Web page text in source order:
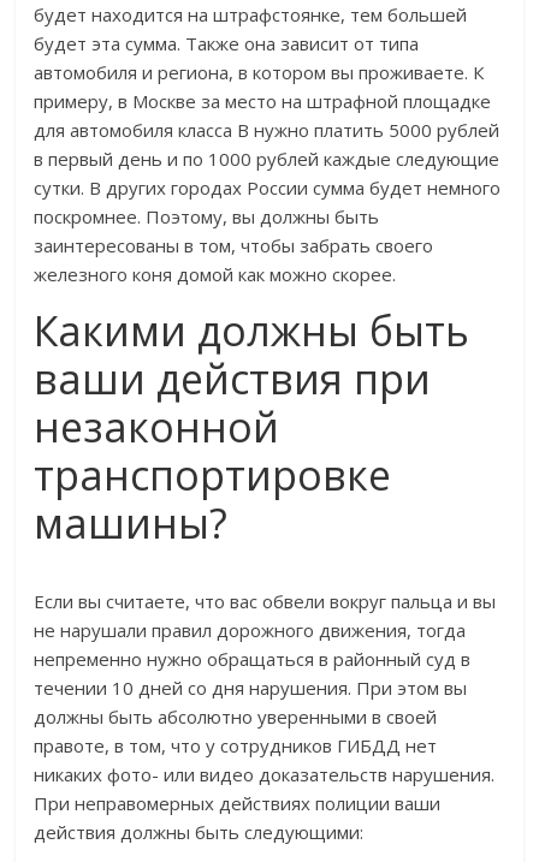
будет находится на штрафстоянке, тем большей
будет эта сумма. Также она зависит от типа
автомобиля и региона, в котором вы проживаете. К
примеру, в Москве за место на штрафной площадке
для автомобиля класса В нужно платить 5000 рублей
в первый день и по 1000 рублей каждые следующие
сутки. В других городах России сумма будет немного
поскромнее. Поэтому, вы должны быть
заинтересованы в том, чтобы забрать своего
железного коня домой как можно скорее.
Какими должны быть
ваши действия при
незаконной
транспортировке
машины?
Если вы считаете, что вас обвели вокруг пальца и вы
не нарушали правил дорожного движения, тогда
непременно нужно обращаться в районный суд в
течении 10 дней со дня нарушения. При этом вы
должны быть абсолютно уверенными в своей
правоте, в том, что у сотрудников ГИБДД нет
никаких фото- или видео доказательств нарушения.
При неправомерных действиях полиции ваши
действия должны быть следующими: